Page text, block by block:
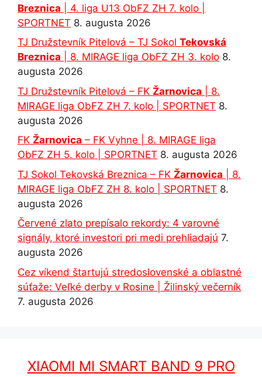
Breznica | 4. liga U13 ObFZ ZH 7. kolo |
SPORTNET 8. augusta 2026
TJ Družstevník Pitelová – TJ Sokol Tekovská
Breznica | 8. MIRAGE liga ObFZ ZH 3. kolo 8.
augusta 2026
TJ Družstevník Pitelová – FK Žarnovica | 8.
MIRAGE liga ObFZ ZH 7. kolo | SPORTNET 8.
augusta 2026
FK Žarnovica – FK Vyhne | 8. MIRAGE liga
ObFZ ZH 5. kolo | SPORTNET 8. augusta 2026
TJ Sokol Tekovská Breznica – FK Žarnovica | 8.
MIRAGE liga ObFZ ZH 8. kolo | SPORTNET 8.
augusta 2026
Červené zlato prepísalo rekordy: 4 varovné
signály, ktoré investori pri medi prehliadajú 7.
augusta 2026
Cez víkend štartujú stredoslovenské a oblastné
súťaže: Veľké derby v Rosine | Žilinský večerník
7. augusta 2026
XIAOMI MI SMART BAND 9 PRO